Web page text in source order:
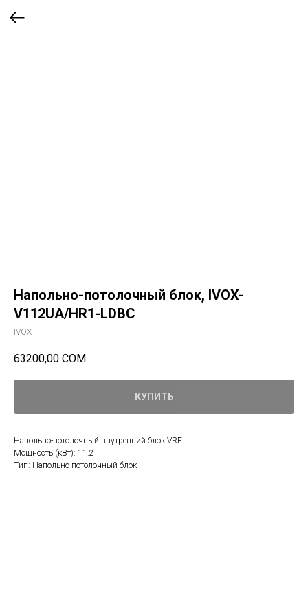
Напольно-потолочный блок, IVOX-
V112UA/HR1-LDBC
IVOX
63200,00 СОМ
КУПИТЬ
Напольно-потолочный внутренний блок VRF
Мощность (кВт): 11.2
Tип: Напольно-потолочный блок